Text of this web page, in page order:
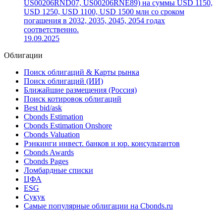
US00206RND07, US00206RNE89) на суммы USD 1150,
USD 1250, USD 1100, USD 1500 млн со сроком
погашения в 2032, 2035, 2045, 2054 годах
соответственно.
19.09.2025
Облигации
Поиск облигаций & Карты рынка
Поиск облигаций (ИИ)
Ближайшие размещения (Россия)
Поиск котировок облигаций
Best bid/ask
Cbonds Estimation
Cbonds Estimation Onshore
Cbonds Valuation
Рэнкинги инвест. банков и юр. консультантов
Cbonds Awards
Cbonds Pages
Ломбардные списки
ЦФА
ESG
Сукук
Самые популярные облигации на Cbonds.ru